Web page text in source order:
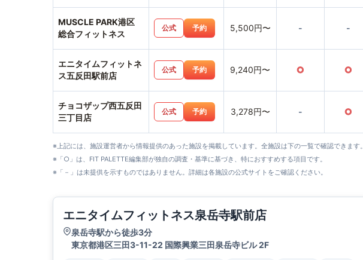
MUSCLE PARK港区
総合フィットネス
公式 予約 5,500円〜 - -
エニタイムフィットネ
ス五反田駅前店
公式 予約 9,240円〜 ○ ○
チョコザップ西五反田
三丁目店
公式 予約 3,278円〜 - ○
※上記には、施設運営者から情報提供のあった施設を掲載しています。全施設は下の一覧で確認できます。
※「○」は、FIT PALETTE編集部が独自の調査・基準に基づき、特におすすめする項目です。
※「－」は未提供を示すものではありません。詳細は各施設の公式サイトをご確認ください。
エニタイムフィットネス泉岳寺駅前店
泉岳寺駅から徒歩3分
東京都港区三田3-11-22 国際興業三田泉岳寺ビル 2F